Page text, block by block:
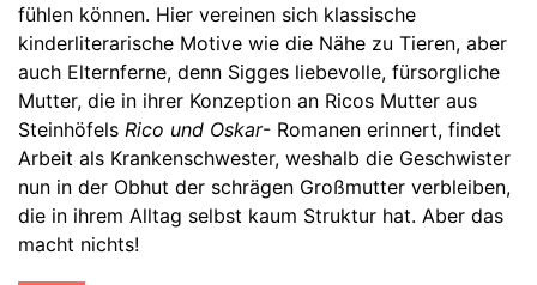
fühlen können. Hier vereinen sich klassische
kinderliterarische Motive wie die Nähe zu Tieren, aber
auch Elternferne, denn Sigges liebevolle, fürsorgliche
Mutter, die in ihrer Konzeption an Ricos Mutter aus
Steinhöfels Rico und Oskar- Romanen erinnert, findet
Arbeit als Krankenschwester, weshalb die Geschwister
nun in der Obhut der schrägen Großmutter verbleiben,
die in ihrem Alltag selbst kaum Struktur hat. Aber das
macht nichts!